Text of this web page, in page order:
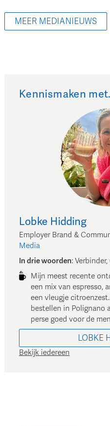
MEER MEDIANIEUWS
Kennismaken
Lobke Hidding
Employer Brand &
Media
In drie woorden:
Mijn meest recente
een mix van espresso,
een vleugje
bestellen in Polignano
perse goed voor de
LOBKE
Bekijk iedereen